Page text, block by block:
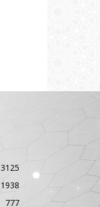
3125
1938
777